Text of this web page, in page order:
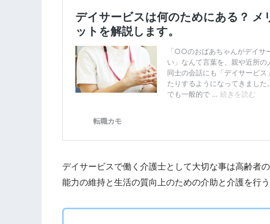
デイサービスで働く介護士として大切な事は高齢者
能力の維持と生活の質向上のための介助と介護を行う